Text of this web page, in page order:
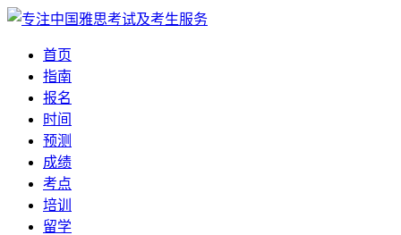
首页
指南
报名
时间
预测
成绩
考点
培训
留学